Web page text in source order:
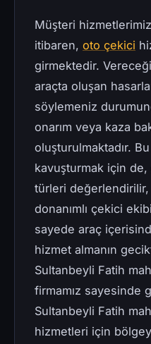
Müşteri
itibaren, oto çekici
girmektedir.
araçta oluşan
söylemeniz
onarım veya kaza
oluşturulmaktadır. Bu
kavuşturmak için
türleri
donanımlı çekici
sayede araç
hizmet almanın
Sultanbeyli Fatih
firmamız sayesinde
Sultanbeyli Fatih
hizmetleri için